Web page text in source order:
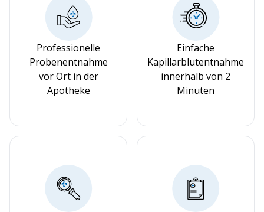
Professionelle
Probenentnahme
vor Ort in der
Apotheke
Einfache
Kapillarblutentnahme
innerhalb von 2
Minuten